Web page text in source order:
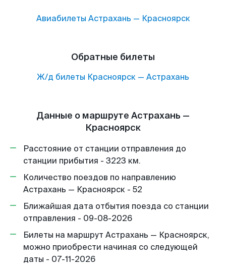
Авиабилеты Астрахань — Красноярск
Обратные билеты
Ж/д билеты Красноярск — Астрахань
Данные о маршруте Астрахань —
Красноярск
Расстояние от станции отправления до
станции прибытия - 3223 км.
Количество поездов по направлению
Астрахань — Красноярск - 52
Ближайшая дата отбытия поезда со станции
отправления - 09-08-2026
Билеты на маршрут Астрахань — Красноярск,
можно приобрести начиная со следующей
даты - 07-11-2026